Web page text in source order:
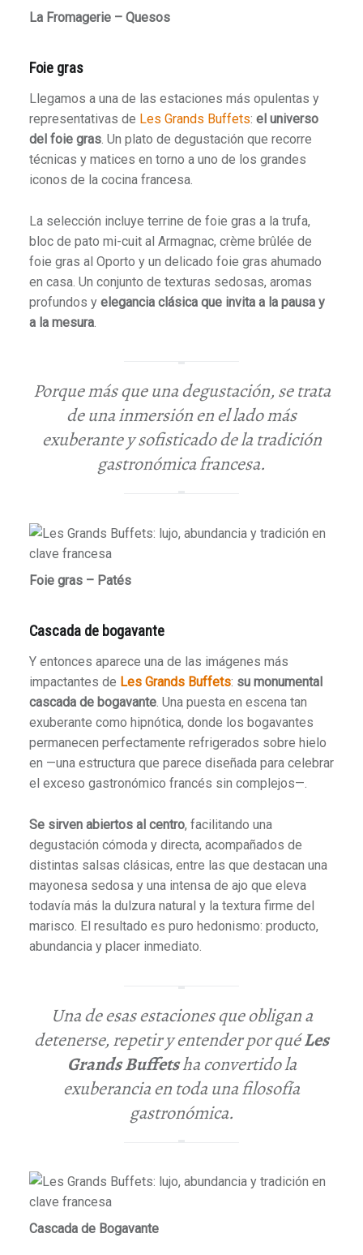
La Fromagerie – Quesos
Foie gras
Llegamos a una de las estaciones más opulentas y
representativas de Les Grands Buffets: el universo
del foie gras. Un plato de degustación que recorre
técnicas y matices en torno a uno de los grandes
iconos de la cocina francesa.
La selección incluye terrine de foie gras a la trufa,
bloc de pato mi-cuit al Armagnac, crème brûlée de
foie gras al Oporto y un delicado foie gras ahumado
en casa. Un conjunto de texturas sedosas, aromas
profundos y elegancia clásica que invita a la pausa y
a la mesura.
Porque más que una degustación, se trata
de una inmersión en el lado más
exuberante y sofisticado de la tradición
gastronómica francesa.
Foie gras – Patés
Cascada de bogavante
Y entonces aparece una de las imágenes más
impactantes de Les Grands Buffets: su monumental
cascada de bogavante. Una puesta en escena tan
exuberante como hipnótica, donde los bogavantes
permanecen perfectamente refrigerados sobre hielo
en —una estructura que parece diseñada para celebrar
el exceso gastronómico francés sin complejos—.
Se sirven abiertos al centro, facilitando una
degustación cómoda y directa, acompañados de
distintas salsas clásicas, entre las que destacan una
mayonesa sedosa y una intensa de ajo que eleva
todavía más la dulzura natural y la textura firme del
marisco. El resultado es puro hedonismo: producto,
abundancia y placer inmediato.
Una de esas estaciones que obligan a
detenerse, repetir y entender por quéLes
Grands Buffetsha convertido la
exuberancia en toda una filosofía
gastronómica.
Cascada de Bogavante